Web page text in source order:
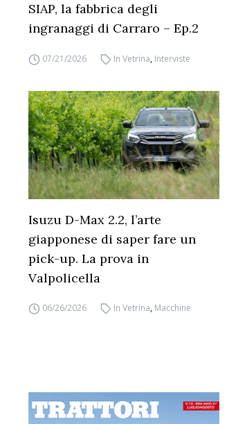
SIAP, la fabbrica degli
ingranaggi di Carraro – Ep.2
07/21/2026 In Vetrina, Interviste
Isuzu D-Max 2.2, l’arte
giapponese di saper fare un
pick-up. La prova in
Valpolicella
06/26/2026 In Vetrina, Macchine